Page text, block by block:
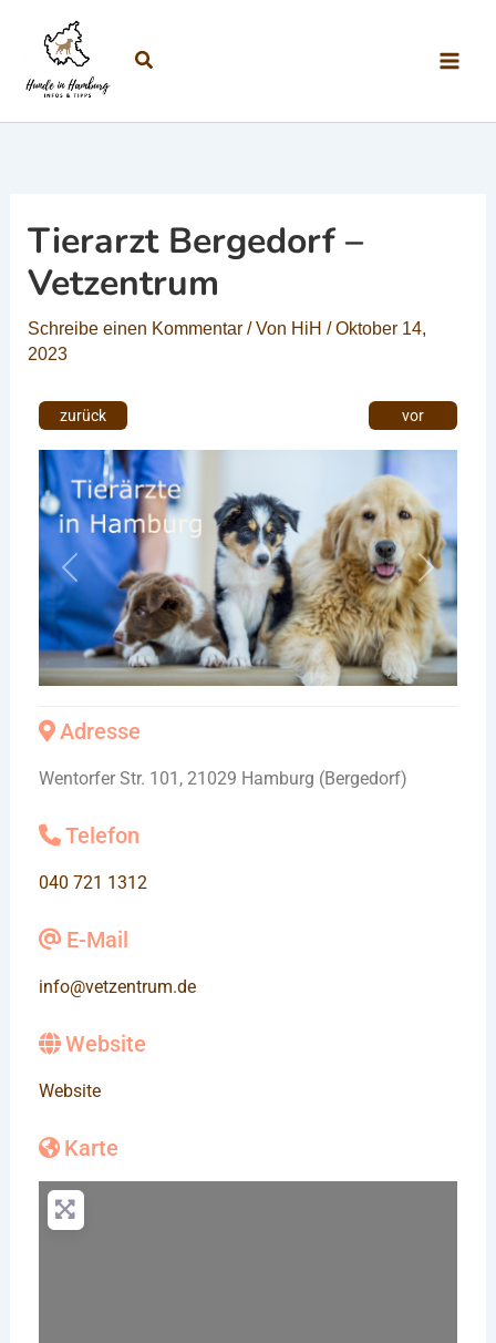
Suchen
Tierarzt Bergedorf –
Vetzentrum
Schreibe einen Kommentar / Von HiH /Oktober 14,
2023
Vorheriges
Adresse
Wentorfer Str. 101, 21029 Hamburg (Bergedorf)
Telefon
040 721 1312
E-Mail
info@vetzentrum.de
Website
Website
Karte